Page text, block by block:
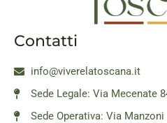
Contatti
info@viverelatoscana.it
Sede Legale: Via Mecenate
Sede Operativa: Via Manzoni